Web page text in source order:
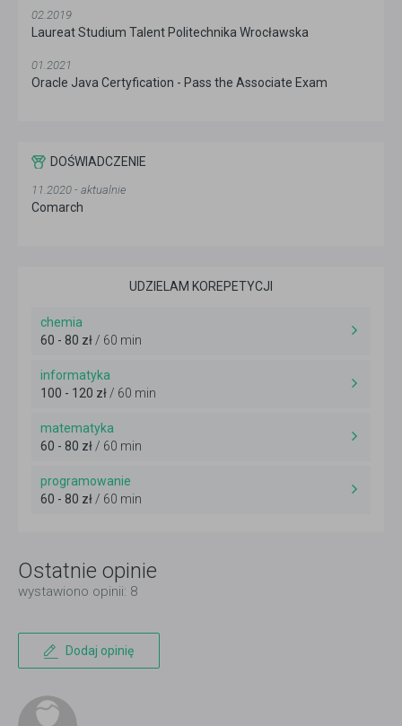
02.2019
Laureat Studium Talent Politechnika Wrocławska
01.2021
Oracle Java Certyfication - Pass the Associate Exam
DOŚWIADCZENIE
11.2020 - aktualnie
Comarch
UDZIELAM KOREPETYCJI
chemia
60 - 80 zł/ 60 min
informatyka
100 - 120 zł/ 60 min
matematyka
60 - 80 zł/ 60 min
programowanie
60 - 80 zł/ 60 min
Ostatnie opinie
wystawiono opinii: 8
Dodaj opinię